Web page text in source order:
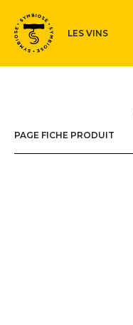
LES VINS
PAGE FICHE PRODUIT